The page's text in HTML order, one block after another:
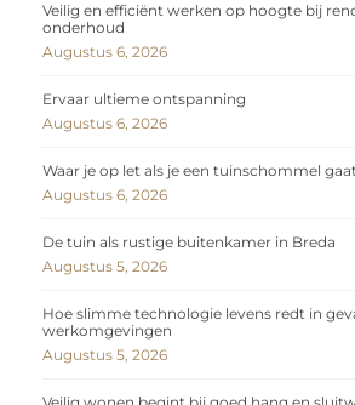
Veilig en efficiënt werken op hoogte bij
onderhoud
Augustus 6, 2026
Ervaar ultieme ontspanning
Augustus 6, 2026
Waar je op let als je een tuinschommel
Augustus 6, 2026
De tuin als rustige buitenkamer in Breda
Augustus 5, 2026
Hoe slimme technologie levens redt in
werkomgevingen
Augustus 5, 2026